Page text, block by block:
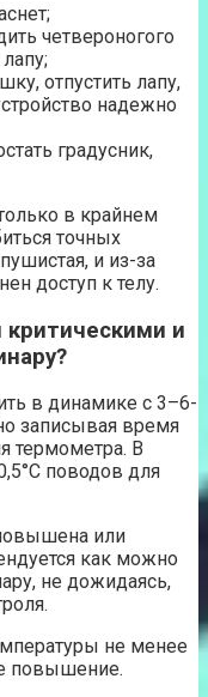
четвероногого
отпустить лапу,
надежно
градусник,
в крайнем
точных
и из-за
доступ к телу.
критическими и
в динамике с 3–6-
записывая время
термометра. В
поводов для
или
как можно
не дожидаясь,
не менее
повышение.